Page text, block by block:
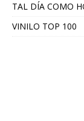
TAL DÍA COMO
VINILO TOP 100